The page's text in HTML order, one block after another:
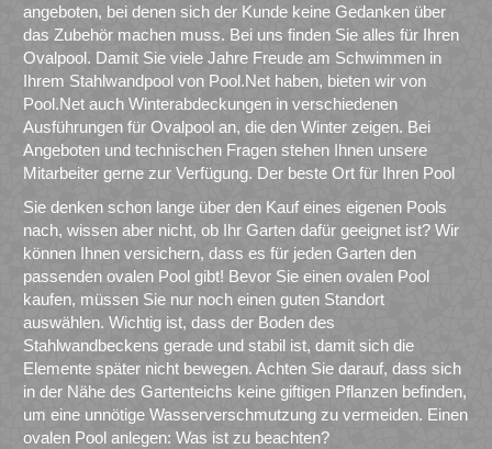
angeboten, bei denen sich der Kunde keine Gedanken über
das Zubehör machen muss. Bei uns finden Sie alles für Ihren
Ovalpool. Damit Sie viele Jahre Freude am Schwimmen in
Ihrem Stahlwandpool von Pool.Net haben, bieten wir von
Pool.Net auch Winterabdeckungen in verschiedenen
Ausführungen für Ovalpool an, die den Winter zeigen. Bei
Angeboten und technischen Fragen stehen Ihnen unsere
Mitarbeiter gerne zur Verfügung. Der beste Ort für Ihren Pool
Sie denken schon lange über den Kauf eines eigenen Pools
nach, wissen aber nicht, ob Ihr Garten dafür geeignet ist? Wir
können Ihnen versichern, dass es für jeden Garten den
passenden ovalen Pool gibt! Bevor Sie einen ovalen Pool
kaufen, müssen Sie nur noch einen guten Standort
auswählen. Wichtig ist, dass der Boden des
Stahlwandbeckens gerade und stabil ist, damit sich die
Elemente später nicht bewegen. Achten Sie darauf, dass sich
in der Nähe des Gartenteichs keine giftigen Pflanzen befinden,
um eine unnötige Wasserverschmutzung zu vermeiden. Einen
ovalen Pool anlegen: Was ist zu beachten?